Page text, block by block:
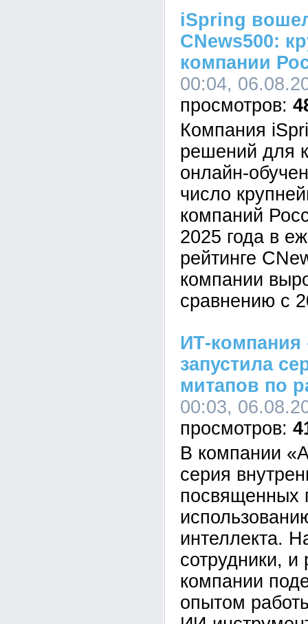
iSpring
CNews500:
компании
00:04,
Компания
решений для
онлайн-
число
компаний
2025 года в
рейтинге
компании
сравнению с
ИТ-компания
запустила
митапов по
00:03,
В компании
серия
посвященных
интеллекта.
сотрудники, и
компании
опытом